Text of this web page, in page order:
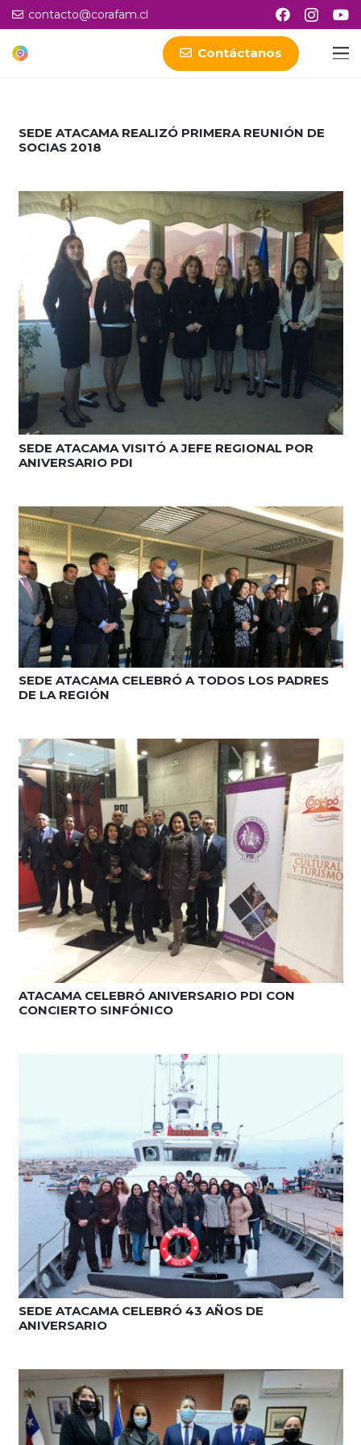
contacto@corafam.cl
Contáctanos
SEDE ATACAMA REALIZÓ PRIMERA REUNIÓN DE
SOCIAS 2018
SEDE ATACAMA VISITÓ A JEFE REGIONAL POR
ANIVERSARIO PDI
SEDE ATACAMA CELEBRÓ A TODOS LOS PADRES
DE LA REGIÓN
ATACAMA CELEBRÓ ANIVERSARIO PDI CON
CONCIERTO SINFÓNICO
SEDE ATACAMA CELEBRÓ 43 AÑOS DE
ANIVERSARIO